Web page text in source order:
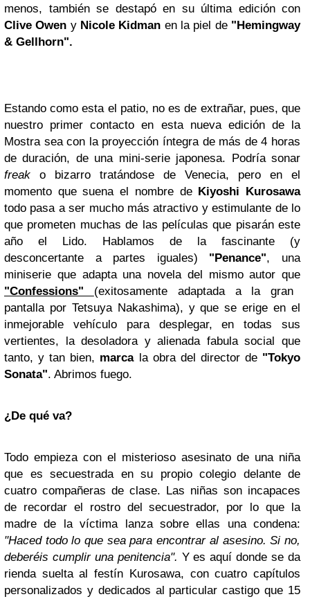
menos, también se destapó en su última edición con
Clive Owen y Nicole Kidman en la piel de "Hemingway
& Gellhorn".
Estando como esta el patio, no es de extrañar, pues, que
nuestro primer contacto en esta nueva edición de la
Mostra sea con la proyección íntegra de más de 4 horas
de duración, de una mini-serie japonesa. Podría sonar
freak o bizarro tratándose de Venecia, pero en el
momento que suena el nombre de Kiyoshi Kurosawa
todo pasa a ser mucho más atractivo y estimulante de lo
que prometen muchas de las películas que pisarán este
año el Lido. Hablamos de la fascinante (y
desconcertante a partes iguales) "Penance", una
miniserie que adapta una novela del mismo autor que
"Confessions" (exitosamente adaptada a la gran
pantalla por Tetsuya Nakashima), y que se erige en el
inmejorable vehículo para desplegar, en todas sus
vertientes, la desoladora y alienada fabula social que
tanto, y tan bien, marcala obra del director de "Tokyo
Sonata". Abrimos fuego.
¿De qué va?
Todo empieza con el misterioso asesinato de una niña
que es secuestrada en su propio colegio delante de
cuatro compañeras de clase. Las niñas son incapaces
de recordar el rostro del secuestrador, por lo que la
madre de la víctima lanza sobre ellas una condena:
"Haced todo lo que sea para encontrar al asesino. Si no,
deberéis cumplir una penitencia". Y es aquí donde se da
rienda suelta al festín Kurosawa, con cuatro capítulos
personalizados y dedicados al particular castigo que 15